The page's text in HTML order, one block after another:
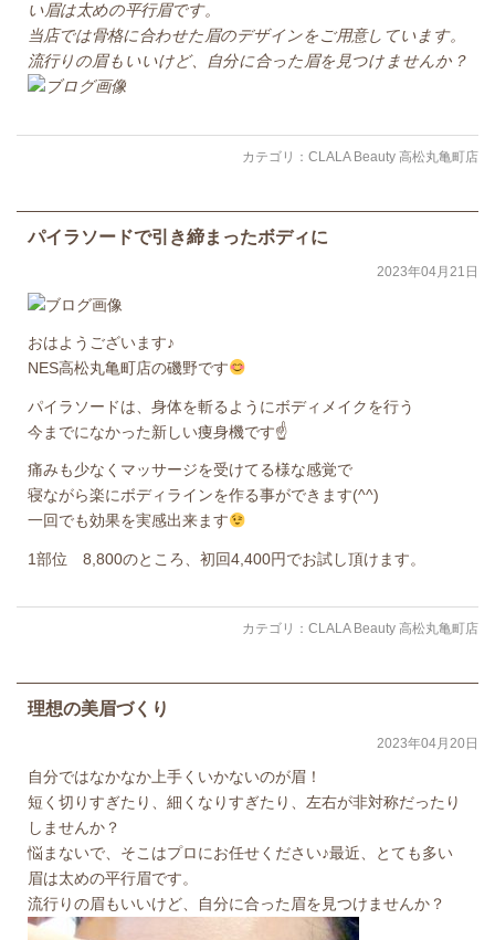
い眉は太めの平行眉です。
当店では骨格に合わせた眉のデザインをご用意しています。
流行りの眉もいいけど、自分に合った眉を見つけませんか？
カテゴリ： CLALA Beauty 高松丸亀町店
パイラソードで引き締まったボディに
2023年04月21日
おはようございます♪
NES高松丸亀町店の磯野です
パイラソードは、身体を斬るようにボディメイクを行う
今までになかった新しい痩身機です☝️
痛みも少なくマッサージを受けてる様な感覚で
寝ながら楽にボディラインを作る事ができます(^^)
一回でも効果を実感出来ます
1部位 8,800のところ、初回4,400円でお試し頂けます。
カテゴリ： CLALA Beauty 高松丸亀町店
理想の美眉づくり
2023年04月20日
自分ではなかなか上手くいかないのが眉！
短く切りすぎたり、細くなりすぎたり、左右が非対称だったり
しませんか？
悩まないで、そこはプロにお任せください♪最近、とても多い
眉は太めの平行眉です。
流行りの眉もいいけど、自分に合った眉を見つけませんか？